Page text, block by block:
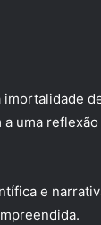
imortalidade
a uma reflexão
e